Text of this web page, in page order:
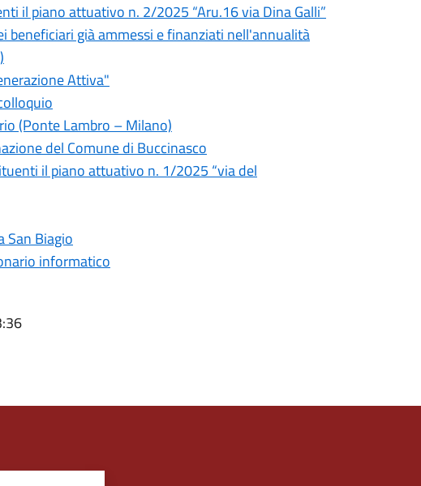
il piano attuativo n. 2/2025 “Aru.16 via Dina Galli”
già ammessi e finanziati nell'annualità
Attiva"
(Ponte Lambro – Milano)
del Comune di Buccinasco
il piano attuativo n. 1/2025 “via del
San Biagio
informatico